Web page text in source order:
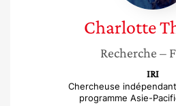
Charlotte
Recherche –
IRI
Chercheuse
programme Asie-